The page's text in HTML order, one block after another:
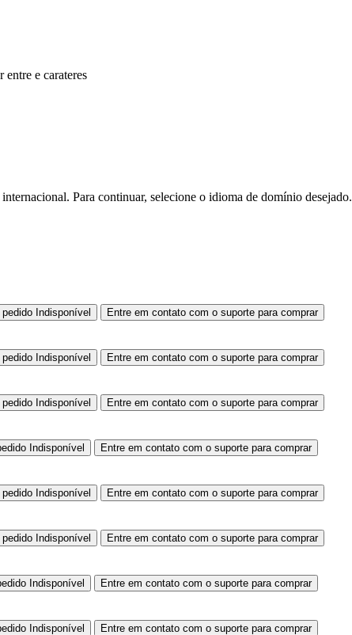
entre e carateres
Para continuar, selecione o idioma de domínio desejado.
pedido Indisponível Entre em contato com o suporte para comprar
pedido Indisponível Entre em contato com o suporte para comprar
pedido Indisponível Entre em contato com o suporte para comprar
Indisponível Entre em contato com o suporte para comprar
pedido Indisponível Entre em contato com o suporte para comprar
pedido Indisponível Entre em contato com o suporte para comprar
Indisponível Entre em contato com o suporte para comprar
Indisponível Entre em contato com o suporte para comprar